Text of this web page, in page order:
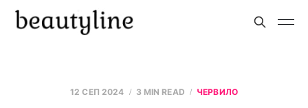
12 СЕП 2024 3 MIN READ ЧЕРВИЛО